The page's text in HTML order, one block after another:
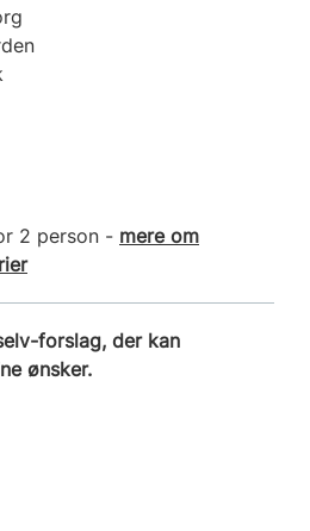
2 person - mere om
forslag, der kan
ønsker.